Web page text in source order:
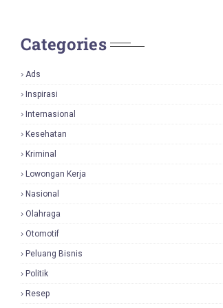
Categories
Ads
Inspirasi
Internasional
Kesehatan
Kriminal
Lowongan Kerja
Nasional
Olahraga
Otomotif
Peluang Bisnis
Politik
Resep